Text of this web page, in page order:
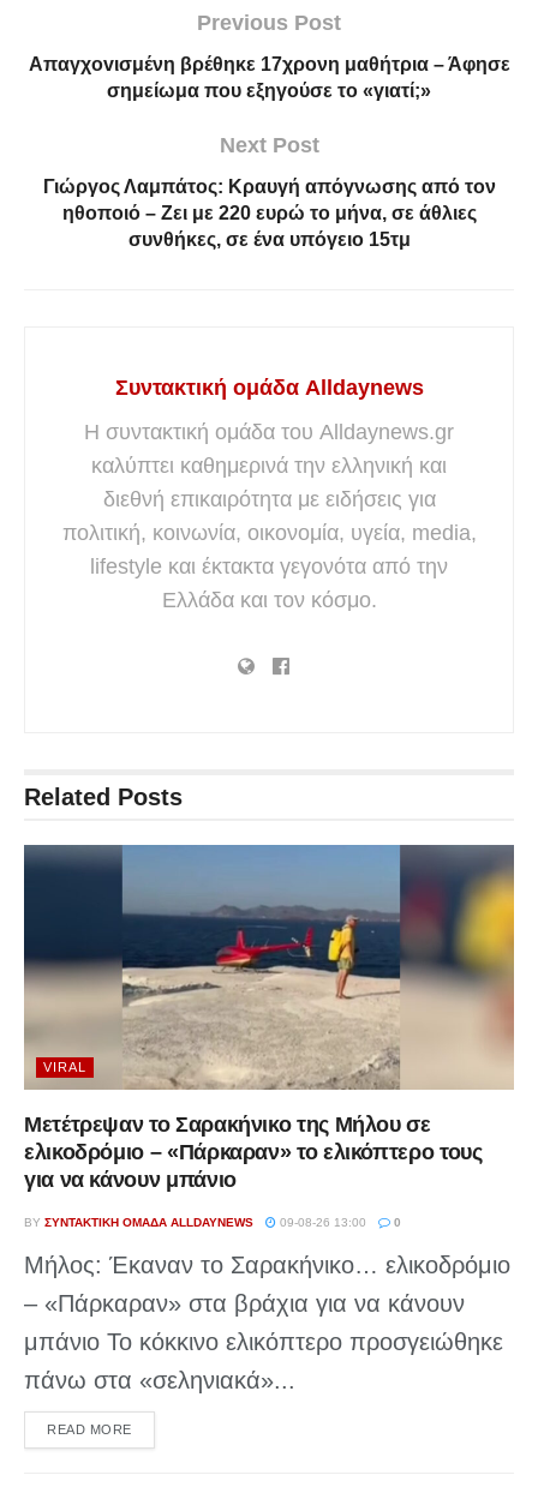
Previous Post
Απαγχovισμένη βρέθηκε 17χρονη μαθήτρια – Άφησε
σημείωμα που εξηγούσε το «γιατί;»
Next Post
Γιώργος Λαμπάτος: Κραυγή απόγνωσης από τον
ηθοποιό – Ζει με 220 ευρώ το μήνα, σε άθλιες
συνθήκες, σε ένα υπόγειο 15τμ
Συντακτική ομάδα Alldaynews
Η συντακτική ομάδα του Alldaynews.gr
καλύπτει καθημερινά την ελληνική και
διεθνή επικαιρότητα με ειδήσεις για
πολιτική, κοινωνία, οικονομία, υγεία, media,
lifestyle και έκτακτα γεγονότα από την
Ελλάδα και τον κόσμο.
Related Posts
VIRAL
Μετέτρεψαν το Σαρακήνικο της Μήλου σε
ελικοδρόμιο – «Πάρκαραν» το ελικόπτερο τους
για να κάνουν μπάνιο
BY ΣΥΝΤΑΚΤΙΚΉ ΟΜΆΔΑ ALLDAYNEWS 09-08-26 13:00 0
Μήλος: Έκαναν το Σαρακήνικο… ελικοδρόμιο
– «Πάρκαραν» στα βράχια για να κάνουν
μπάνιο Το κόκκινο ελικόπτερο προσγειώθηκε
πάνω στα «σεληνιακά»...
READ MOREDETAILS